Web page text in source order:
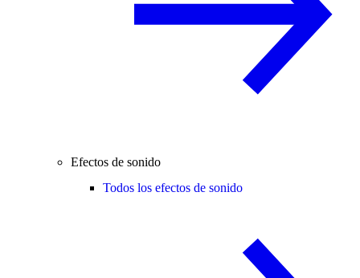
Efectos de sonido
Todos los efectos de sonido